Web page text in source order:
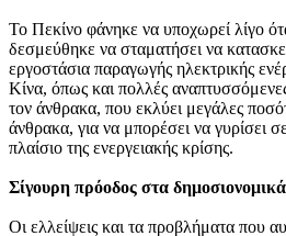
Το Πεκίνο φάνηκε να υποχωρεί λίγο
δεσμεύθηκε να σταματήσει να
εργοστάσια παραγωγής ηλεκτρικής
Κίνα, όπως και πολλές
τον άνθρακα, που εκλύει μεγάλες
άνθρακα, για να μπορέσει να γυρίσει
πλαίσιο της ενεργειακής κρίσης.
Σίγουρη πρόοδος στα δημοσιονομικά
Οι ελλείψεις και τα προβλήματα που